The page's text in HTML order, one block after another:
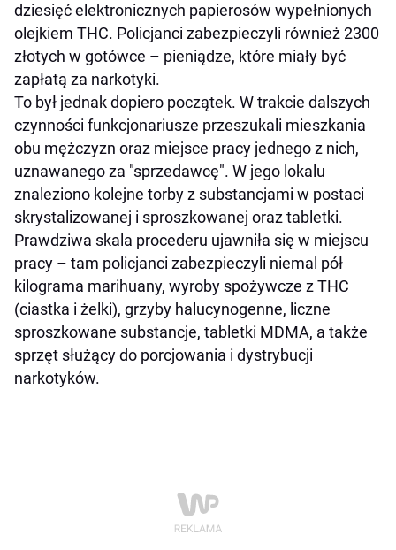
dziesięć elektronicznych papierosów wypełnionych
olejkiem THC. Policjanci zabezpieczyli również 2300
złotych w gotówce – pieniądze, które miały być
zapłatą za narkotyki.
To był jednak dopiero początek. W trakcie dalszych
czynności funkcjonariusze przeszukali mieszkania
obu mężczyzn oraz miejsce pracy jednego z nich,
uznawanego za "sprzedawcę". W jego lokalu
znaleziono kolejne torby z substancjami w postaci
skrystalizowanej i sproszkowanej oraz tabletki.
Prawdziwa skala procederu ujawniła się w miejscu
pracy – tam policjanci zabezpieczyli niemal pół
kilograma marihuany, wyroby spożywcze z THC
(ciastka i żelki), grzyby halucynogenne, liczne
sproszkowane substancje, tabletki MDMA, a także
sprzęt służący do porcjowania i dystrybucji
narkotyków.